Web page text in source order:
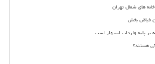
های شمال تهران
فیاض بخش
بر پایه واردات استوار است
هستند؟